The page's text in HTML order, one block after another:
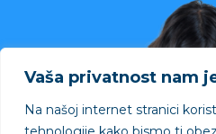
Vaša privatnost nam
Na našoj internet stranici